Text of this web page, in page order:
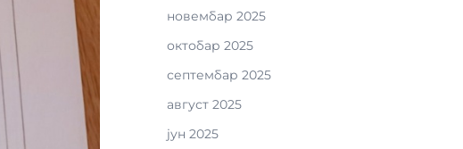
новембар 2025
октобар 2025
септембар 2025
август 2025
јун 2025